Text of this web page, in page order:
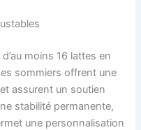
moins 16 lattes en
sommiers offrent une
assurent un soutien
stabilité permanente,
une personnalisation